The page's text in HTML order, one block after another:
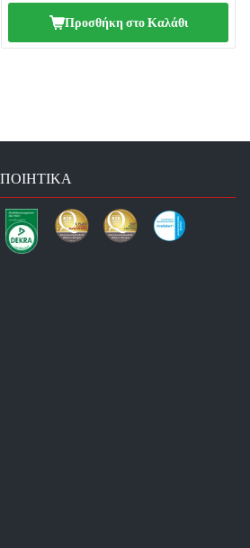
Προσθήκη στο Καλάθι